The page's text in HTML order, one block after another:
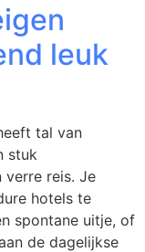
leuk
tal van
stuk
verre reis. Je
hotels te
spontane uitje, of
de dagelijkse